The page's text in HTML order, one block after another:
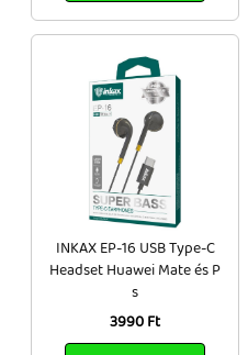
INKAX EP-16 USB Type-C
Headset Huawei Mate és P
s
3990 Ft